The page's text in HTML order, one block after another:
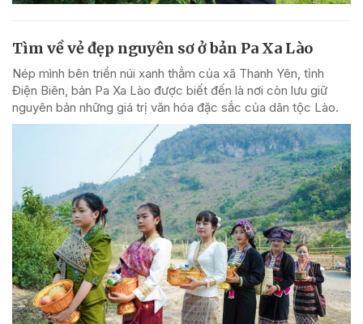
Tìm về vẻ đẹp nguyên sơ ở bản Pa Xa Lào
Nép mình bên triền núi xanh thẳm của xã Thanh Yên, tỉnh
Điện Biên, bản Pa Xa Lào được biết đến là nơi còn lưu giữ
nguyên bản những giá trị văn hóa đặc sắc của dân tộc Lào.